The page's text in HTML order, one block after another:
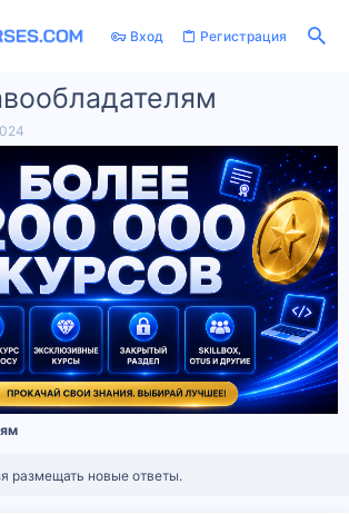
Вход Регистрация
размещать новые ответы.